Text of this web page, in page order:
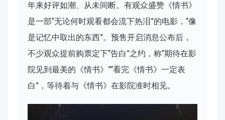
年来好评如潮、从未间断。有观众盛赞《情书》
是一部“无论何时观看都会流下热泪”的电影，“像
是记忆中取出的东西”。预售开启消息公布后，
不少观众提前购票定下“告白”之约，称“期待在影
院见到最美的《情书》”“看完《情书》一定表
白”，等待着与《情书》在影院准时相见。